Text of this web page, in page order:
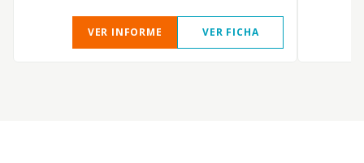
VER INFORME VER FICHA